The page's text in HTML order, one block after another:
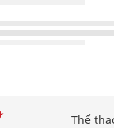
Thể